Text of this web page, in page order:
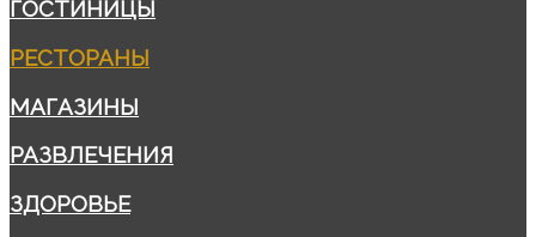
ГОСТИНИЦЫ
РЕСТОРАНЫ
МАГАЗИНЫ
РАЗВЛЕЧЕНИЯ
ЗДОРОВЬЕ